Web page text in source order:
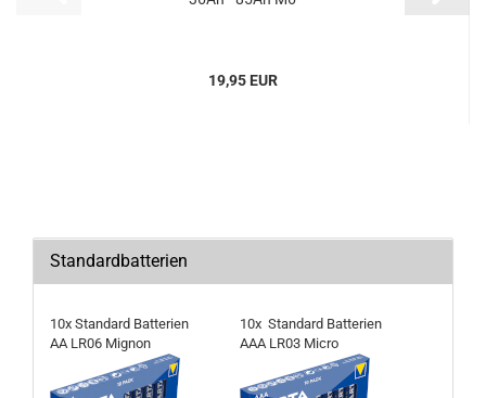
19,95 EUR
Standardbatterien
10x Standard Batterien
AA LR06 Mignon
10x Standard Batterien
AAA LR03 Micro